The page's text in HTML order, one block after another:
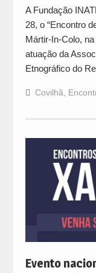
A Fundação
28, o “Encontro
Mártir-In-Colo,
atuação da
Etnográfico do
Covilhã
Evento